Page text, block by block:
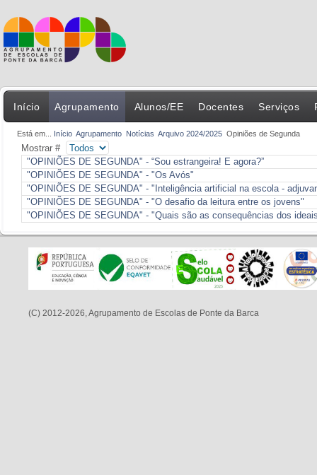
Início Agrupamento Alunos/EE Docentes Serviços
Está em... Início Agrupamento Notícias Arquivo 2024/2025 Opiniões de Segunda
Mostrar #
"OPINIÕES DE SEGUNDA" - “Sou estrangeira! E agora?”
"OPINIÕES DE SEGUNDA" - "Os Avós"
"OPINIÕES DE SEGUNDA" - "Inteligência artificial na escola -
"OPINIÕES DE SEGUNDA" - "O desafio da leitura entre os jovens"
"OPINIÕES DE SEGUNDA" - "Quais são as consequências dos
(C) 2012-2026, Agrupamento de Escolas de Ponte da Barca